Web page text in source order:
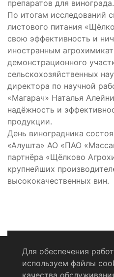
препаратов для винограда.
По итогам исследований
листового питания
свою эффективность и
иностранным
демонстрационного
сельскохозяйственных
директора по научной
«Магарач» Наталья
надёжность и
продукции.
День виноградника
«Алушта» АО «ПАО
партнёра «Щёлково
крупнейших
высококачественных вин.
Политика
Для обеспечения
используем файлы
качества